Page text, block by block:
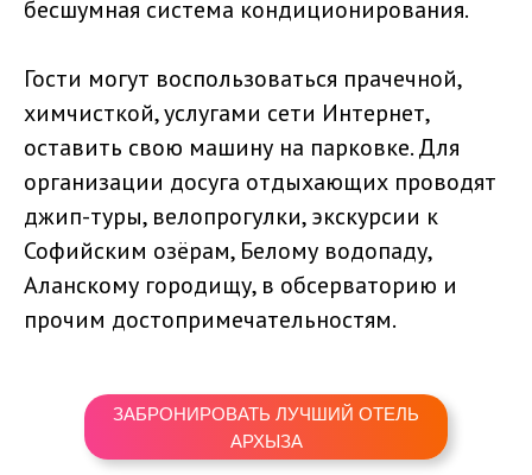
бесшумная система кондиционирования.
Гости могут воспользоваться прачечной,
химчисткой, услугами сети Интернет,
оставить свою машину на парковке. Для
организации досуга отдыхающих проводят
джип-туры, велопрогулки, экскурсии к
Софийским озёрам, Белому водопаду,
Аланскому городищу, в обсерваторию и
прочим достопримечательностям.
ЗАБРОНИРОВАТЬ ЛУЧШИЙ ОТЕЛЬ
АРХЫЗА